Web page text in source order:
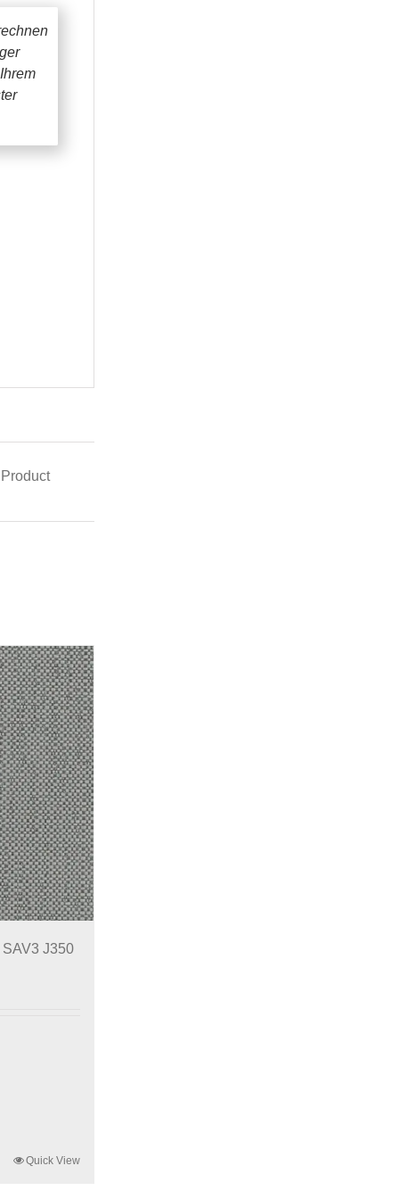
J350
Quick View